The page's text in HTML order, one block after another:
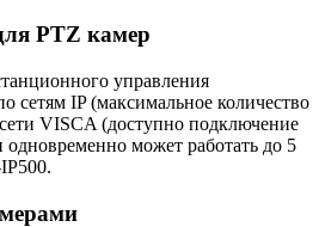
PTZ камер
управления
сетям IP (максимальное количество
VISCA (доступно подключение
может работать до 5